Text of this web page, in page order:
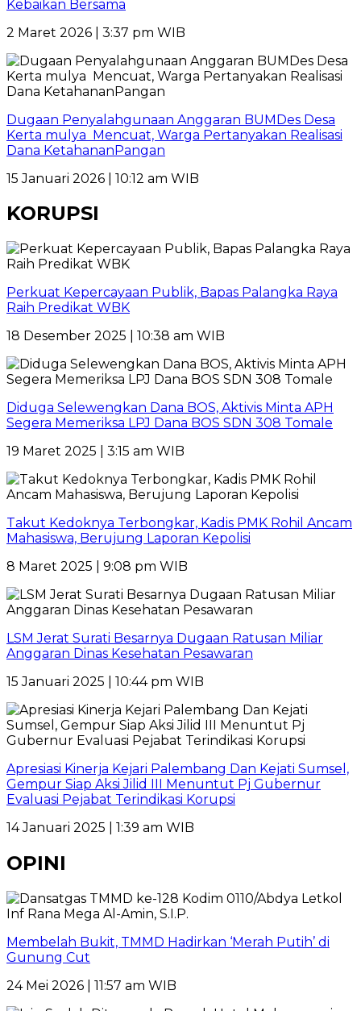
Kebaikan Bersama
2 Maret 2026 | 3:37 pm WIB
Dugaan Penyalahgunaan Anggaran BUMDes Desa
Kerta mulya Mencuat, Warga Pertanyakan Realisasi
Dana KetahananPangan
15 Januari 2026 | 10:12 am WIB
KORUPSI
Perkuat Kepercayaan Publik, Bapas Palangka Raya
Raih Predikat WBK
18 Desember 2025 | 10:38 am WIB
Diduga Selewengkan Dana BOS, Aktivis Minta APH
Segera Memeriksa LPJ Dana BOS SDN 308 Tomale
19 Maret 2025 | 3:15 am WIB
Takut Kedoknya Terbongkar, Kadis PMK Rohil Ancam
Mahasiswa, Berujung Laporan Kepolisi
8 Maret 2025 | 9:08 pm WIB
LSM Jerat Surati Besarnya Dugaan Ratusan Miliar
Anggaran Dinas Kesehatan Pesawaran
15 Januari 2025 | 10:44 pm WIB
Apresiasi Kinerja Kejari Palembang Dan Kejati Sumsel,
Gempur Siap Aksi Jilid III Menuntut Pj Gubernur
Evaluasi Pejabat Terindikasi Korupsi
14 Januari 2025 | 1:39 am WIB
OPINI
Membelah Bukit, TMMD Hadirkan ‘Merah Putih’ di
Gunung Cut
24 Mei 2026 | 11:57 am WIB